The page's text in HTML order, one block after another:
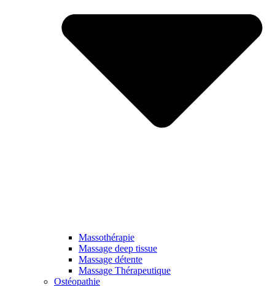
Massothérapie
Massage deep tissue
Massage détente
Massage Thérapeutique
Ostéopathie